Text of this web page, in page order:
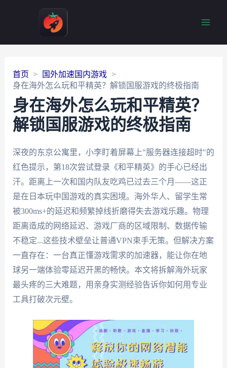
首页
国外加速国内游戏
身在海外怎么玩和平精英？解锁国服游戏的终极指南
身在海外怎么玩和平精英？
解锁国服游戏的终极指南
深夜的东京公寓里，小李盯着屏幕上"服务器连接超时"的
红色提示，第18次尝试登录《和平精英》的手心已经出
汗。距离上一次和国内队友吃鸡已过去三个月——这正
是在日本玩中国游戏的真实困境。海外华人、留学生常
被300ms+的延迟和频繁掉线折磨得失去游戏乐趣。物理
距离造成的网络延迟、游戏厂商的区域限制、数据传输
不稳定...这些技术壁垒让普通VPN束手无策。但解决方案
一直存在：一台真正懂游戏需求的加速器，能让你在地
球另一端体验零延迟开黑的畅快。本文将拆解海外玩家
最头疼的三大难题，用亲身实测经验告诉你如何用专业
工具打破次元壁。